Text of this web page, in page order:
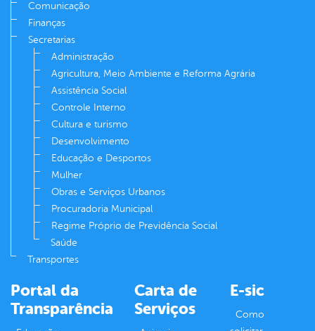
Comunicação
Finanças
Secretarias
Administração
Agricultura, Meio Ambiente e Reforma Agrária
Assistência Social
Controle Interno
Cultura e turismo
Desenvolvimento
Educação e Desportos
Mulher
Obras e Serviços Urbanos
Procuradoria Municipal
Regime Próprio de Previdência Social
Saúde
Transportes
Portal da
Transparência
Carta de
Serviços
E-sic
Como